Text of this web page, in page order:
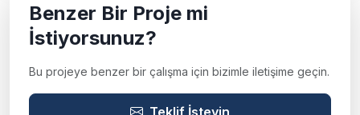
Benzer Bir Proje mi
İstiyorsunuz?
Bu projeye benzer bir çalışma için bizimle iletişime geçin.
Teklif İsteyin